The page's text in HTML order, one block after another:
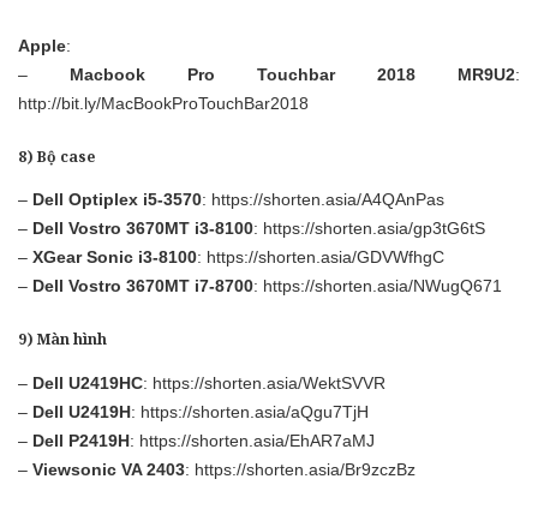
Apple:
– Macbook Pro Touchbar 2018 MR9U2:
http://bit.ly/MacBookProTouchBar2018
8) Bộ case
– Dell Optiplex i5-3570: https://shorten.asia/A4QAnPas
– Dell Vostro 3670MT i3-8100: https://shorten.asia/gp3tG6tS
– XGear Sonic i3-8100: https://shorten.asia/GDVWfhgC
– Dell Vostro 3670MT i7-8700: https://shorten.asia/NWugQ671
9) Màn hình
– Dell U2419HC: https://shorten.asia/WektSVVR
– Dell U2419H: https://shorten.asia/aQgu7TjH
– Dell P2419H: https://shorten.asia/EhAR7aMJ
– Viewsonic VA 2403: https://shorten.asia/Br9zczBz